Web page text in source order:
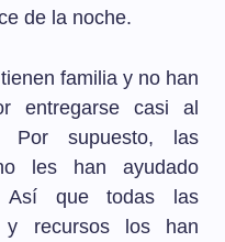
de la noche.
familia y no han
entregarse casi al
Por supuesto, las
les han ayudado
Así que todas las
y recursos los han